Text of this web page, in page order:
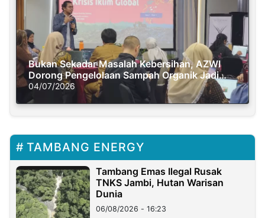
Bukan Sekadar Masalah Kebersihan, AZWI
Dorong Pengelolaan Sampah Organik Jadi
Solusi Krisis Iklim
04/07/2026
TAMBANG ENERGY
Tambang Emas Ilegal Rusak
TNKS Jambi, Hutan Warisan
Dunia
06/08/2026 - 16:23